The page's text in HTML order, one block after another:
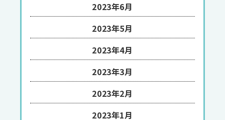
2023年6月
2023年5月
2023年4月
2023年3月
2023年2月
2023年1月